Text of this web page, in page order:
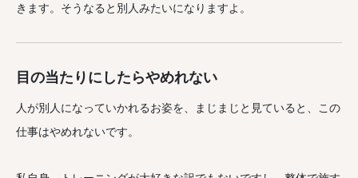
きます。そうなると別人みたいになりますよ。
目の当たりにしたらやめれない
人が別人になっていかれるお姿を、まじまじと見ていると、この
仕事はやめれないです。